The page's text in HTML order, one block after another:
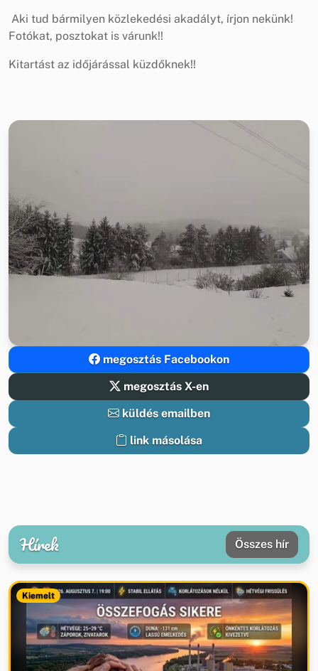
Aki tud bármilyen közlekedési akadályt, írjon nekünk!
Fotókat, posztokat is várunk!!
Kitartást az időjárással küzdőknek!!
megosztás Facebookon
megosztás X-en
küldés emailben
link másolása
Hírek Összes hír
Kiemelt